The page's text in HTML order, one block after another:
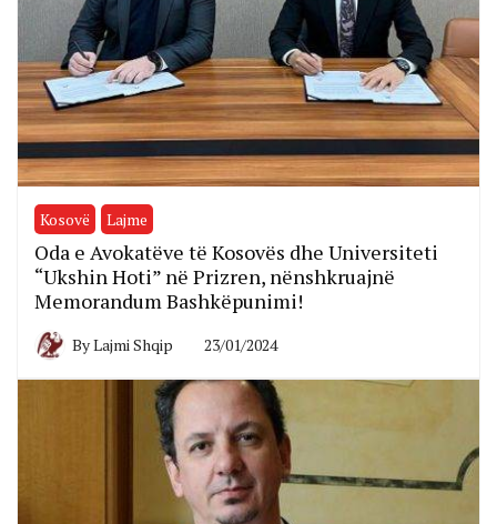
Kosovë Lajme
Oda e Avokatëve të Kosovës dhe Universiteti
“Ukshin Hoti” në Prizren, nënshkruajnë
Memorandum Bashkëpunimi!
ByLajmi Shqip 23/01/2024